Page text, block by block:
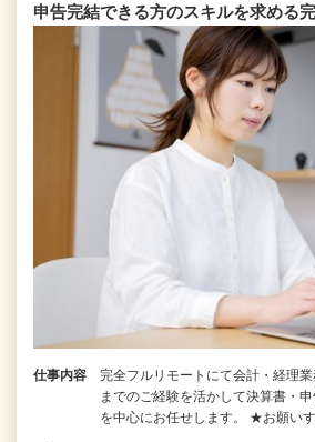
申告完結できる⽅のスキルを求める
仕事内容
完全フルリモートにて会計・経理
までのご経験を活かして決算書・
を中⼼にお任せします。 ★お願い